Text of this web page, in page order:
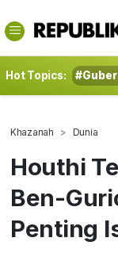
Hot Topics:
Khazanah Dunia
Houthi
Ben-
Penting